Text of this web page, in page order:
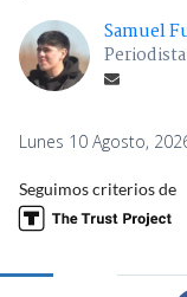
Samuel
Lunes 10 Agosto,
Seguimos criterios de